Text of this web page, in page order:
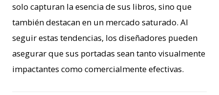
solo capturan la esencia de sus libros, sino que
también destacan en un mercado saturado. Al
seguir estas tendencias, los diseñadores pueden
asegurar que sus portadas sean tanto visualmente
impactantes como comercialmente efectivas.